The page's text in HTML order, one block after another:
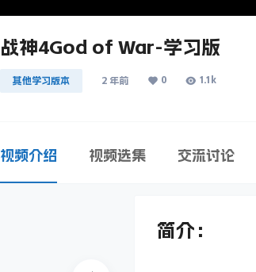
战神4God of War-学习版
其他学习版本 2 年前 0 1.1k
视频介绍 视频选集 交流讨论
简介：